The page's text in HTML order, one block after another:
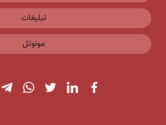
تبلیغات
مونوتل